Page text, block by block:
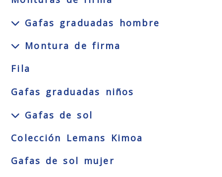
Gafas graduadas hombre
Montura de firma
Fila
Gafas graduadas niños
Gafas de sol
Colección Lemans Kimoa
Gafas de sol mujer